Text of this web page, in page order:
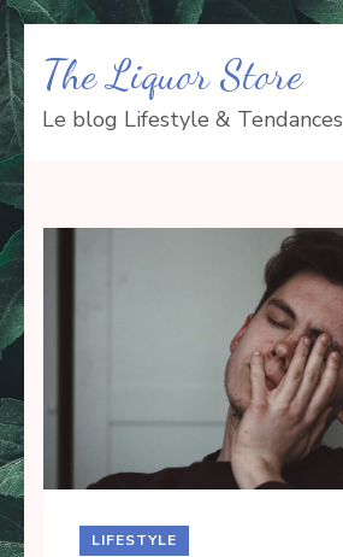
Aller
au
contenu
(Pressez
Entrée)
The Liquor Store
Le blog Lifestyle & Tendances
LIFESTYLE